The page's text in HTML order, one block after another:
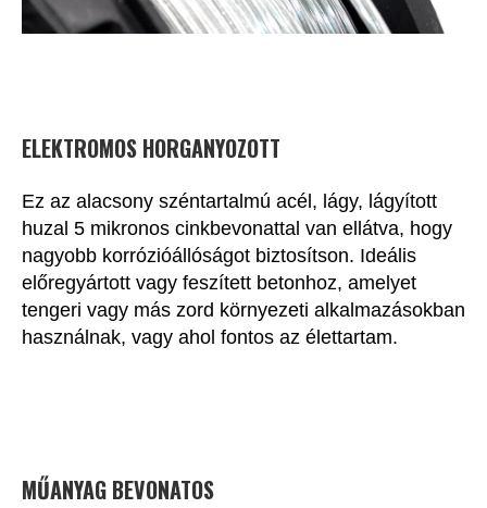
ELEKTROMOS HORGANYOZOTT
Ez az alacsony széntartalmú acél, lágy, lágyított
huzal 5 mikronos cinkbevonattal van ellátva, hogy
nagyobb korrózióállóságot biztosítson. Ideális
előregyártott vagy feszített betonhoz, amelyet
tengeri vagy más zord környezeti alkalmazásokban
használnak, vagy ahol fontos az élettartam.
MŰANYAG BEVONATOS